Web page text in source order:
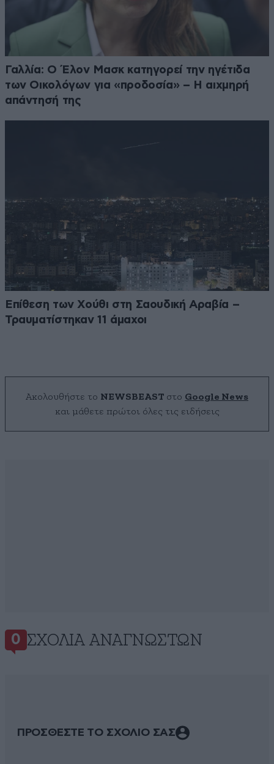
Γαλλία: Ο Έλον Μασκ κατηγορεί την ηγέτιδα
των Οικολόγων για «προδοσία» – Η αιχμηρή
απάντησή της
Επίθεση των Χούθι στη Σαουδική Αραβία –
Τραυματίστηκαν 11 άμαχοι
Ακολουθήστε το NEWSBEAST στο Google News
και μάθετε πρώτοι όλες τις ειδήσεις
0 ΣΧΌΛΙΑ ΑΝΑΓΝΩΣΤΏΝ
ΠΡΟΣΘΕΣΤΕ ΤΟ ΣΧΟΛΙΟ ΣΑΣ